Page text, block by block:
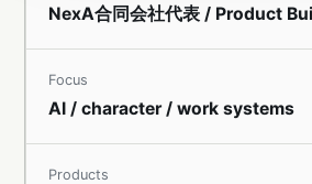
NexA合同会社代表 / Product
Focus
AI / character / work systems
Products